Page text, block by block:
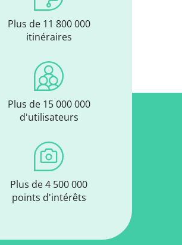
Plus de 11 800 000
itinéraires
Plus de 15 000 000
d'utilisateurs
Plus de 4 500 000
points d'intérêts